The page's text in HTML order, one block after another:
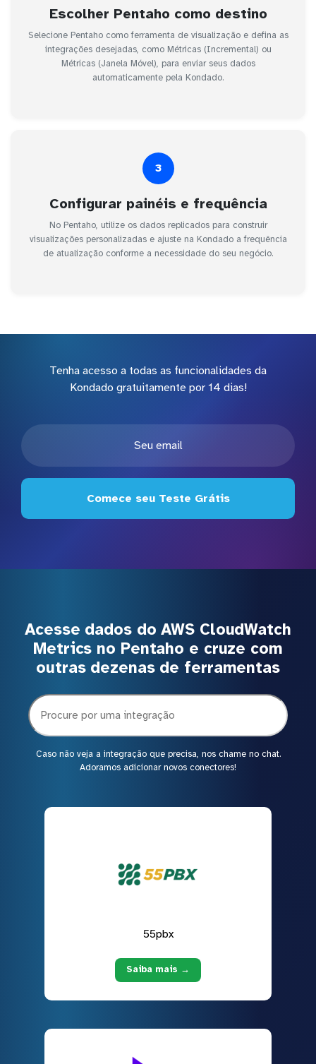
Escolher Pentaho como destino
Selecione Pentaho como ferramenta de visualização e defina as
integrações desejadas, como Métricas (Incremental) ou
Métricas (Janela Móvel), para enviar seus dados
automaticamente pela Kondado.
3
Configurar painéis e frequência
No Pentaho, utilize os dados replicados para construir
visualizações personalizadas e ajuste na Kondado a frequência
de atualização conforme a necessidade do seu negócio.
Tenha acesso a todas as funcionalidades da
Kondado gratuitamente por 14 dias!
Comece seu Teste Grátis
Acesse dados do AWS CloudWatch
Metrics no Pentaho e cruze com
outras dezenas de ferramentas
Caso não veja a integração que precisa, nos chame no chat.
Adoramos adicionar novos conectores!
55pbx
Saiba mais →